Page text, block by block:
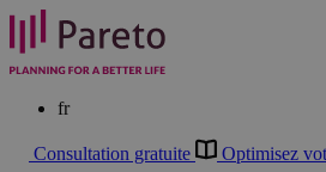
fr
Consultation gratuite
Optimisez